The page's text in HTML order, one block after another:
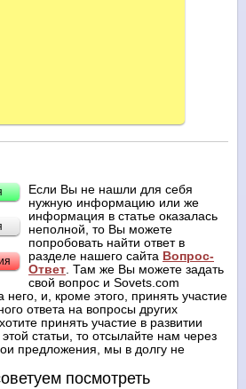
Если Вы не нашли для себя
нужную информацию или же
информация в статье оказалась
неполной, то Вы можете
попробовать найти ответ в
разделе нашего сайта Вопрос-
Ответ. Там же Вы можете задать
свой вопрос и Sovets.com
него, и, кроме этого, принять участие
ответа на вопросы других
принять участие в развитии
статьи, то отсылайте нам через
предложения, мы в долгу не
посмотреть